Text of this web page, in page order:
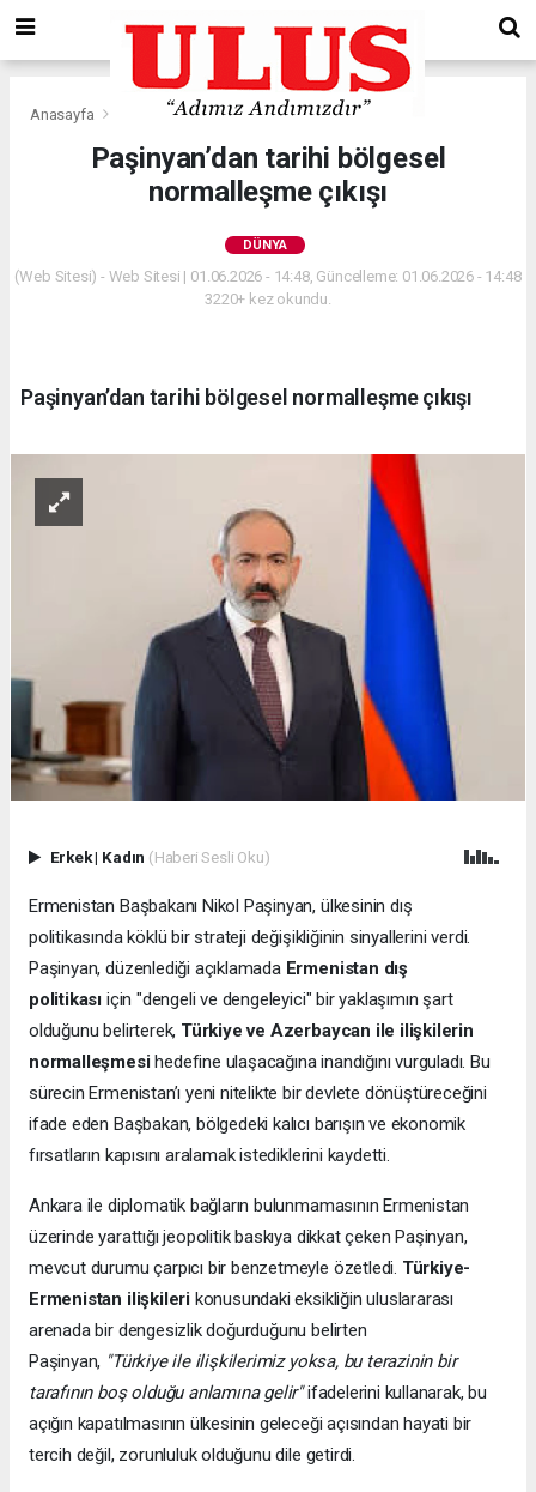
Anasayfa
Paşinyan’dan tarihi bölgesel
normalleşme çıkışı
DÜNYA
(Web Sitesi) - Web Sitesi | 01.06.2026 - 14:48, Güncelleme: 01.06.2026 - 14:48
3220+ kez okundu.
Paşinyan’dan tarihi bölgesel normalleşme çıkışı
Erkek| Kadın (Haberi Sesli Oku)
Ermenistan Başbakanı Nikol Paşinyan, ülkesinin dış
politikasında köklü bir strateji değişikliğinin sinyallerini verdi.
Paşinyan, düzenlediği açıklamada Ermenistan dış
politikası için "dengeli ve dengeleyici" bir yaklaşımın şart
olduğunu belirterek, Türkiye ve Azerbaycan ile ilişkilerin
normalleşmesihedefine ulaşacağına inandığını vurguladı. Bu
sürecin Ermenistan’ı yeni nitelikte bir devlete dönüştüreceğini
ifade eden Başbakan, bölgedeki kalıcı barışın ve ekonomik
fırsatların kapısını aralamak istediklerini kaydetti.
Ankara ile diplomatik bağların bulunmamasının Ermenistan
üzerinde yarattığı jeopolitik baskıya dikkat çeken Paşinyan,
mevcut durumu çarpıcı bir benzetmeyle özetledi. Türkiye-
Ermenistan ilişkilerikonusundaki eksikliğin uluslararası
arenada bir dengesizlik doğurduğunu belirten
Paşinyan, "Türkiye ile ilişkilerimiz yoksa, bu terazinin bir
tarafının boş olduğu anlamına gelir"ifadelerini kullanarak, bu
açığın kapatılmasının ülkesinin geleceği açısından hayati bir
tercih değil, zorunluluk olduğunu dile getirdi.